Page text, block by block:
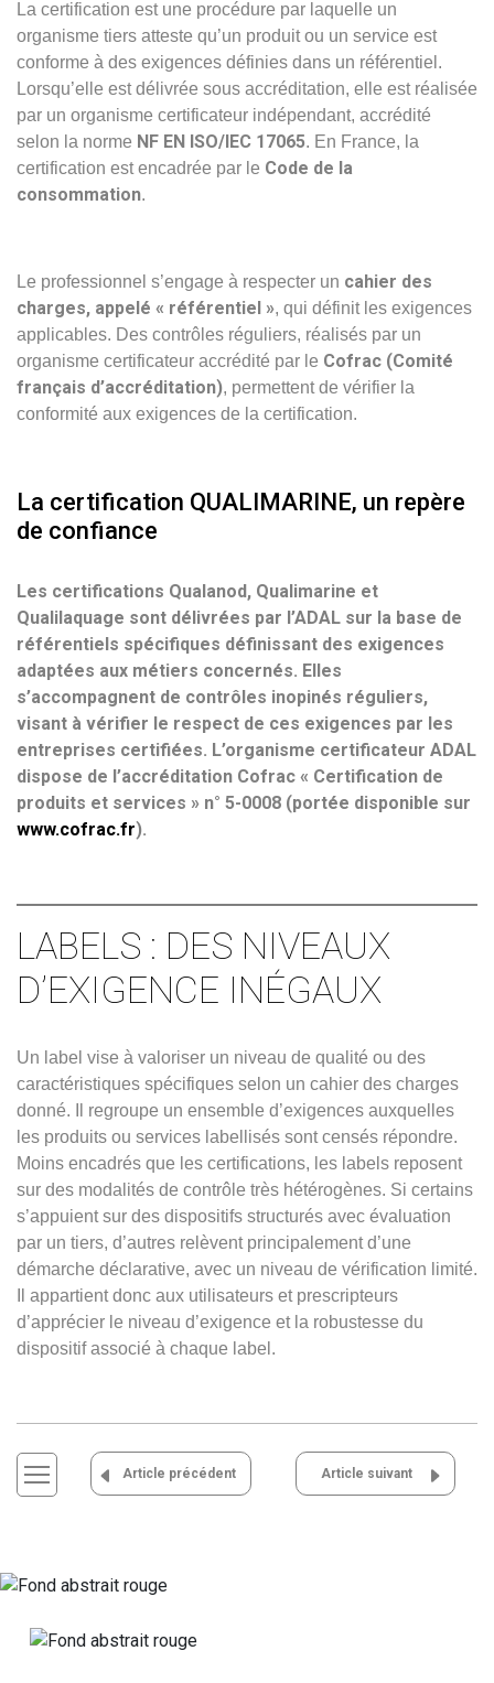
La certification est une procédure par laquelle un
organisme tiers atteste qu’un produit ou un service est
conforme à des exigences définies dans un référentiel.
Lorsqu’elle est délivrée sous accréditation, elle est réalisée
par un organisme certificateur indépendant, accrédité
selon la norme NF EN ISO/IEC 17065. En France, la
certification est encadrée par le Code de la
consommation.
Le professionnel s’engage à respecter un cahier des
charges, appelé « référentiel », qui définit les exigences
applicables. Des contrôles réguliers, réalisés par un
organisme certificateur accrédité par le Cofrac (Comité
français d’accréditation), permettent de vérifier la
conformité aux exigences de la certification.
La certification QUALIMARINE, un repère
de confiance
Les certifications Qualanod, Qualimarine et
Qualilaquage sont délivrées par l’ADAL sur la base de
référentiels spécifiques définissant des exigences
adaptées aux métiers concernés. Elles
s’accompagnent de contrôles inopinés réguliers,
visant à vérifier le respect de ces exigences par les
entreprises certifiées. L’organisme certificateur ADAL
dispose de l’accréditation Cofrac « Certification de
produits et services » n° 5-0008 (portée disponible sur
www.cofrac.fr).
LABELS : DES NIVEAUX
D’EXIGENCE INÉGAUX
Un label vise à valoriser un niveau de qualité ou des
caractéristiques spécifiques selon un cahier des charges
donné. Il regroupe un ensemble d’exigences auxquelles
les produits ou services labellisés sont censés répondre.
Moins encadrés que les certifications, les labels reposent
sur des modalités de contrôle très hétérogènes. Si certains
s’appuient sur des dispositifs structurés avec évaluation
par un tiers, d’autres relèvent principalement d’une
démarche déclarative, avec un niveau de vérification limité.
Il appartient donc aux utilisateurs et prescripteurs
d’apprécier le niveau d’exigence et la robustesse du
dispositif associé à chaque label.
Navigation
Article précédent Article suivant